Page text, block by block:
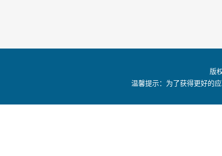
版
温馨提示：为了获得更好的